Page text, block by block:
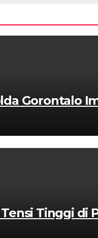
Gorontalo
Tinggi di